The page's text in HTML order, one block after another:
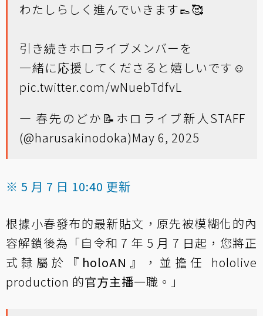
わたしらしく進んでいきます👞🥰
引き続きホロライブメンバーを
一緒に応援してくださると嬉しいです☺️
pic.twitter.com/wNuebTdfvL
— 春先のどか📝ホロライブ新人STAFF
(@harusakinodoka)May 6, 2025
※ 5 月 7 日 10:40 更新
根據小春發布的最新貼文，原先被模糊化的內
容解鎖後為「自令和 7 年 5 月 7 日起，您將正
式隸屬於
『holoAN』
，並擔任 hololive
production 的官方主播一職。」